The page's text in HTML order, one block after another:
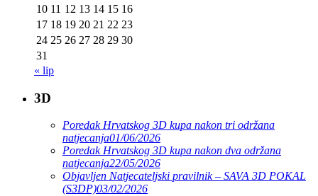
10 11 12 13 14 15 16
17 18 19 20 21 22 23
24 25 26 27 28 29 30
31
« lip
3D
Poredak Hrvatskog 3D kupa nakon tri održana
natjecanja01/06/2026
Poredak Hrvatskog 3D kupa nakon dva održana
natjecanja22/05/2026
Objavljen Natjecateljski pravilnik – SAVA 3D POKAL
(S3DP)03/02/2026